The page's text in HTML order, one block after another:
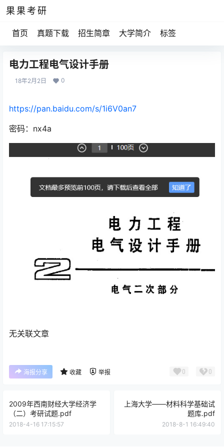
果果考研
首页 真题下载 招生简章 大学简介 标签
电力工程电气设计手册
18年2月2日 0
https://pan.baidu.com/s/1i6V0an7
密码：nx4a
无关联文章
海报分享 收藏 举报 0 0
2009年西南财经大学经济学
（二）考研试题.pdf
2018-4-16 17:15:57
上海大学——材料科学基础试
题库.pdf
2018-8-1 16:49:40